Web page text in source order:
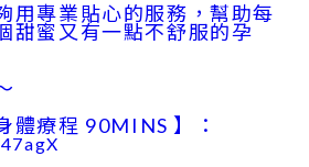
用專業貼心的服務，幫助每
甜蜜又有一點不舒服的孕
療程 90MINS 】：